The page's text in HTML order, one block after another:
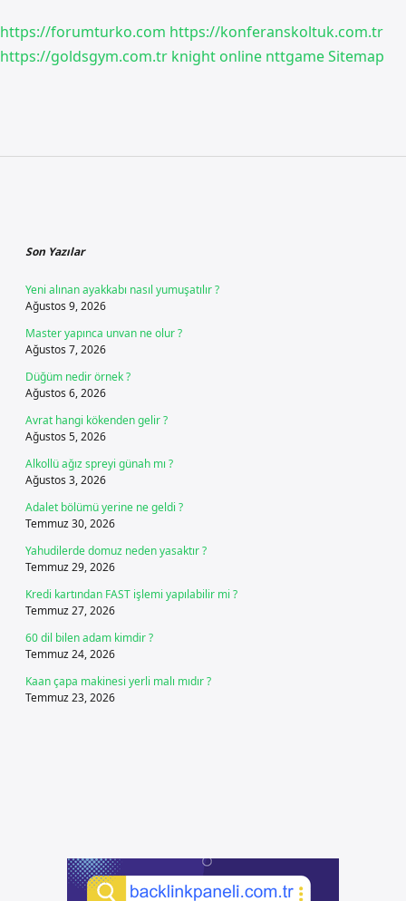
https://forumturko.com https://konferanskoltuk.com.tr
https://goldsgym.com.tr knight online nttgameSitemap
Son Yazılar
Yeni alınan ayakkabı nasıl yumuşatılır ?
Ağustos 9, 2026
Master yapınca unvan ne olur ?
Ağustos 7, 2026
Düğüm nedir örnek ?
Ağustos 6, 2026
Avrat hangi kökenden gelir ?
Ağustos 5, 2026
Alkollü ağız spreyi günah mı ?
Ağustos 3, 2026
Adalet bölümü yerine ne geldi ?
Temmuz 30, 2026
Yahudilerde domuz neden yasaktır ?
Temmuz 29, 2026
Kredi kartından FAST işlemi yapılabilir mi ?
Temmuz 27, 2026
60 dil bilen adam kimdir ?
Temmuz 24, 2026
Kaan çapa makinesi yerli malı mıdır ?
Temmuz 23, 2026